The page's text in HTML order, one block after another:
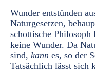
Wunder entstünden
Naturgesetzen,
schottische Philosoph
keine Wunder. Da
sind, kann es, so der
Tatsächlich lässt sich